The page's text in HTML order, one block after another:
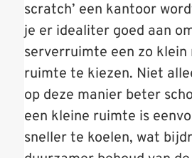
scratch’ een kantoor
je er idealiter goed aan
serverruimte een zo klein
ruimte te kiezen. Niet
op deze manier beter
een kleine ruimte is
sneller te koelen, wat